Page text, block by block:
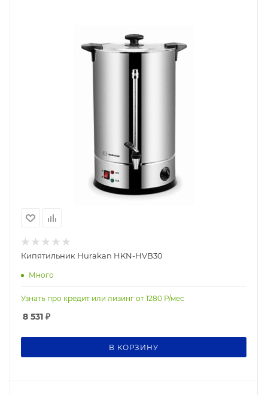
Кипятильник Hurakan HKN-HVB30
Много
Узнать про кредит или лизинг от 1280 Р/мес
8 531 ₽
В КОРЗИНУ